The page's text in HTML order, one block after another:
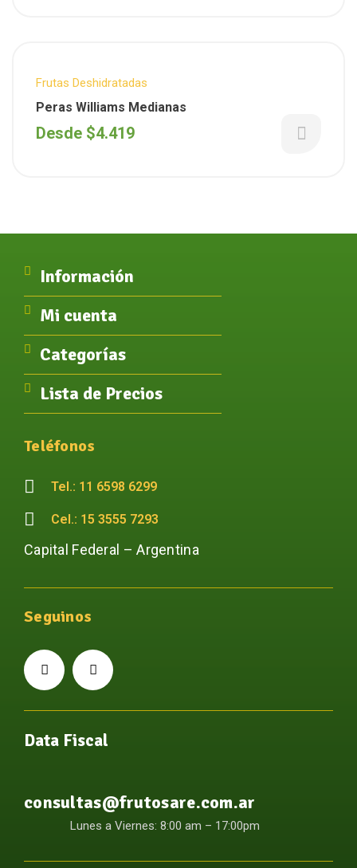
Frutas Deshidratadas
Peras Williams Medianas
Desde $4.419
Información
Mi cuenta
Categorías
Lista de Precios
Teléfonos
Tel.: 11 6598 6299
Cel.: 15 3555 7293
Capital Federal – Argentina
Seguinos
Data Fiscal
consultas@frutosare.com.ar
Lunes a Viernes: 8:00 am – 17:00pm